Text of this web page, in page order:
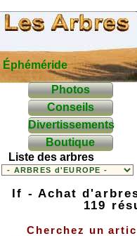
Éphéméride
Photos
Conseils
Divertissements
Boutique
Liste des arbres
If - Achat
119
Cherchez un